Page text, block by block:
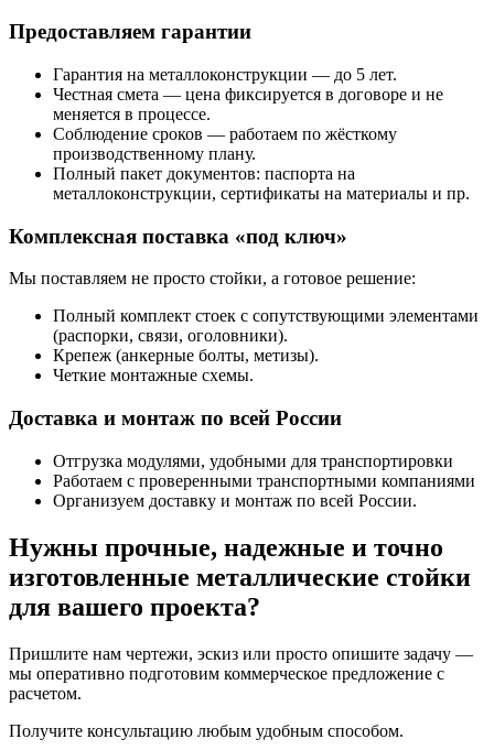
Предоставляем гарантии
Гарантия на металлоконструкции — до 5 лет.
Честная смета — цена фиксируется в договоре и не
меняется в процессе.
Соблюдение сроков — работаем по жёсткому
производственному плану.
Полный пакет документов: паспорта на
металлоконструкции, сертификаты на материалы и пр.
Комплексная поставка «под ключ»
Мы поставляем не просто стойки, а готовое решение:
Полный комплект стоек с сопутствующими элементами
(распорки, связи, оголовники).
Крепеж (анкерные болты, метизы).
Четкие монтажные схемы.
Доставка и монтаж по всей России
Отгрузка модулями, удобными для транспортировки
Работаем с проверенными транспортными компаниями
Организуем доставку и монтаж по всей России.
Нужны прочные, надежные и точно
изготовленные металлические стойки
для вашего проекта?
Пришлите нам чертежи, эскиз или просто опишите задачу —
мы оперативно подготовим коммерческое предложение с
расчетом.
Получите консультацию любым удобным способом.